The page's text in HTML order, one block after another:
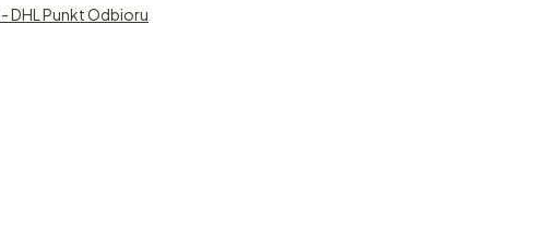
- DHL Punkt Odbioru